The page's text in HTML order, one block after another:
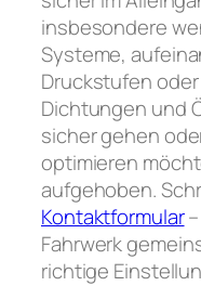
insbesondere
Systeme,
Druckstufen
Dichtungen und
sicher gehen
optimieren
aufgehoben.
Kontaktformular–
Fahrwerk
richtige